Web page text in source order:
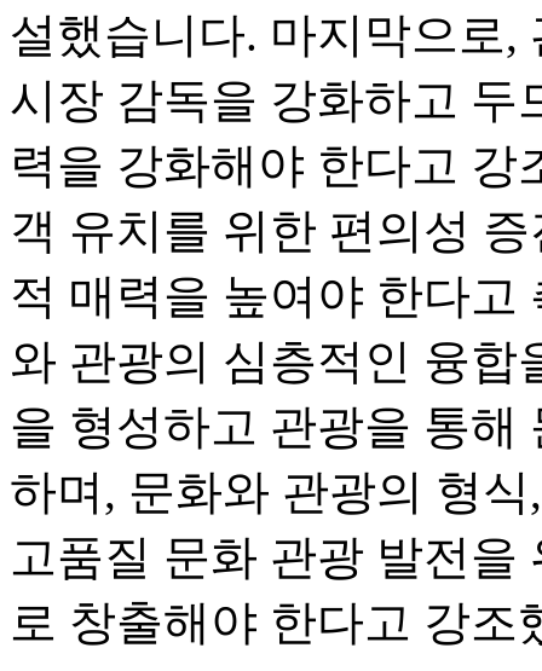
설했습니다. 마지막으로,
시장 감독을 강화하고 두
력을 강화해야 한다고 강
객 유치를 위한 편의성
적 매력을 높여야 한다고
와 관광의 심층적인 융합
을 형성하고 관광을 통해
하며, 문화와 관광의 형
고품질 문화 관광 발전
로 창출해야 한다고 강조